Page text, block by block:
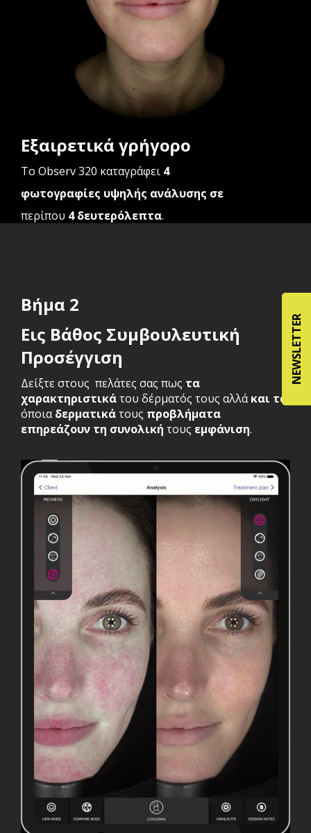
Εξαιρετικά γρήγορο
Το Observ 320 καταγράφει 4
φωτογραφίες υψηλής ανάλυσης σε
περίπου 4 δευτερόλεπτα.
Βήμα 2
Εις Βάθος Συμβουλευτική
Προσέγγιση
Δείξτε στους πελάτες σας πως τα
χαρακτηριστικάτου δέρματός τους αλλάκαι τα
όποιαδερματικάτους προβλήματα
επηρεάζουν τη συνολική τους εμφάνιση.
NEWSLETTER